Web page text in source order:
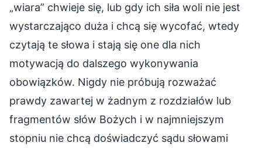
„wiara” chwieje się, lub gdy ich siła woli nie jest
wystarczająco duża i chcą się wycofać, wtedy
czytają te słowa i stają się one dla nich
motywacją do dalszego wykonywania
obowiązków. Nigdy nie próbują rozważać
prawdy zawartej w żadnym z rozdziałów lub
fragmentów słów Bożych i w najmniejszym
stopniu nie chcą doświadczyć sądu słowami